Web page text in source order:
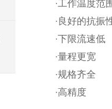
·工作温度范
·良好的抗振
·下限流速低
·量程更宽
·规格齐全
·高精度